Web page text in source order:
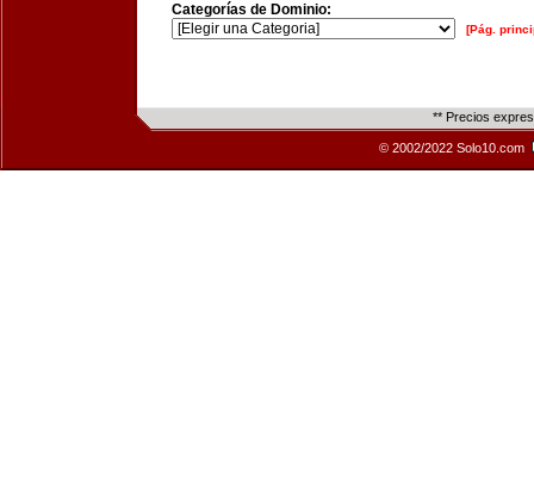
Categorías de Dominio:
[Pág.
** Precios
© 2002/2022 Solo10.com